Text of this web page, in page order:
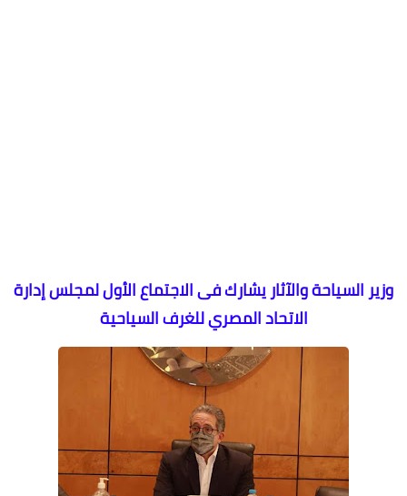
وزير السياحة والآثار يشارك فى الاجتماع الأول لمجلس إدارة
الاتحاد المصري للغرف السياحية